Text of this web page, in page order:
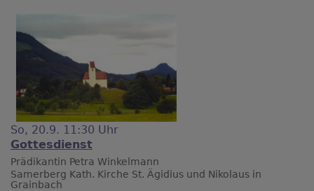
So, 20.9. 11:30 Uhr
Gottesdienst
Prädikantin Petra Winkelmann
Samerberg Kath. Kirche St. Ägidius und Nikolaus in
Grainbach